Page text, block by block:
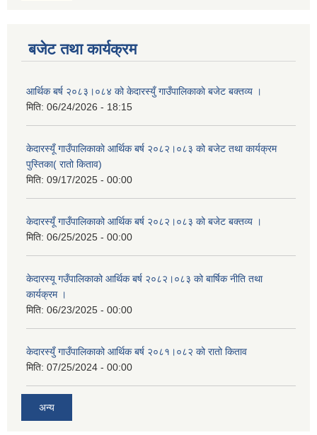
बजेट तथा कार्यक्रम
आर्थिक बर्ष २०८३।०८४ को केदारस्युँ गाउँपालिकाकाे बजेट बक्तव्य ।
मिति: 06/24/2026 - 18:15
केदारस्यूँ गाउँपालिकाकाे आर्थिक बर्ष २०८२।०८३ को बजेट तथा कार्यक्रम
पुस्तिका( रातो किताव)
मिति: 09/17/2025 - 00:00
केदारस्यूँ गाउँपालिकाको आर्थिक बर्ष २०८२।०८३ को बजेट बक्तव्य ।
मिति: 06/25/2025 - 00:00
केदारस्यू गउँपालिकाको आर्थिक बर्ष २०८२।०८३ को बार्षिक नीति तथा
कार्यक्रम ।
मिति: 06/23/2025 - 00:00
केदारस्युँ गाउँपालिकाको आर्थिक बर्ष २०८१।०८२ को रातो किताव
मिति: 07/25/2024 - 00:00
अन्य